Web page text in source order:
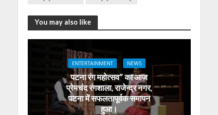
p
p
o
k
m g
You may also like
ENTERTAINMENT NEWS
पटना रंग महोत्सव” का आज
प्रेमचंद रंगशाला, राजेन्द्र नगर,
पटना में सफलतापूर्वक समापन
हुआ।